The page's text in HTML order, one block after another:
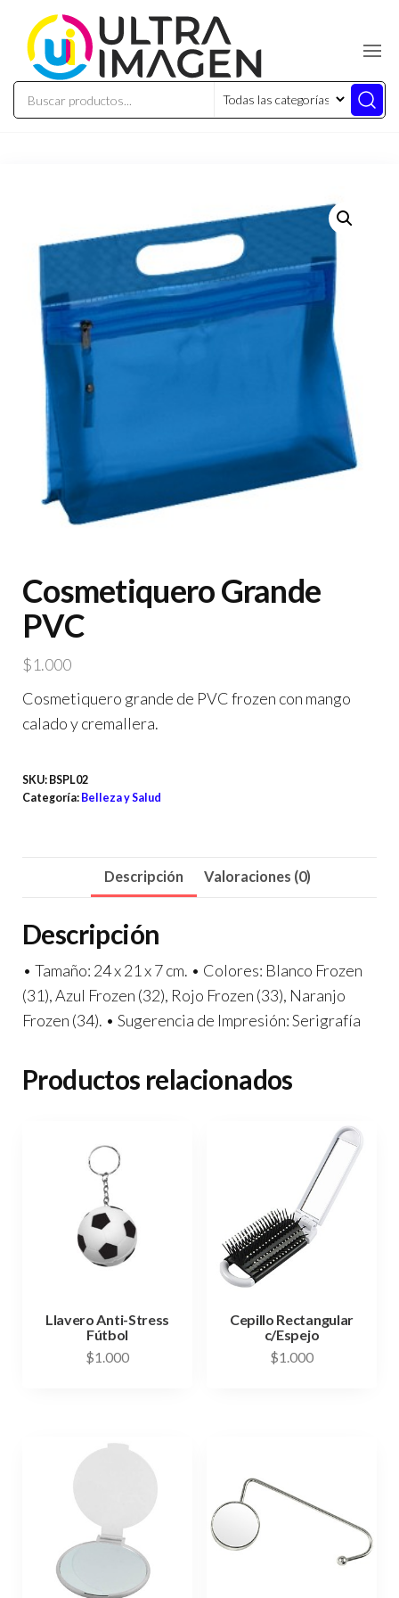
Cosmetiquero Grande
PVC
$1.000
Cosmetiquero grande de PVC frozen con mango
calado y cremallera.
SKU: BSPL02
Categoría: Belleza y Salud
Descripción Valoraciones (0)
Descripción
• Tamaño: 24 x 21 x 7 cm. • Colores: Blanco Frozen
(31), Azul Frozen (32), Rojo Frozen (33), Naranjo
Frozen (34). • Sugerencia de Impresión: Serigrafía
Productos relacionados
Llavero Anti-Stress
Fútbol
$1.000
Cepillo Rectangular
c/Espejo
$1.000